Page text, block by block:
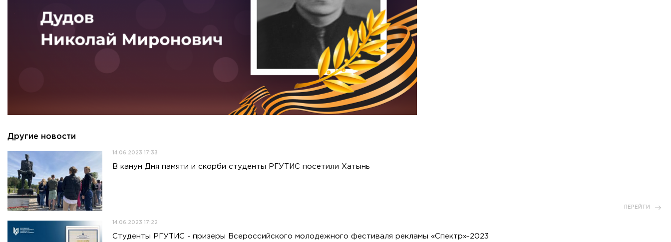
Другие новости
14.06.2023 17:33
В канун Дня памяти и скорби студенты РГУТИС посетили Хатынь
ПЕРЕЙТИ
14.06.2023 17:22
Студенты РГУТИС - призеры Всероссийского молодежного фестиваля рекламы «Спектр»-2023